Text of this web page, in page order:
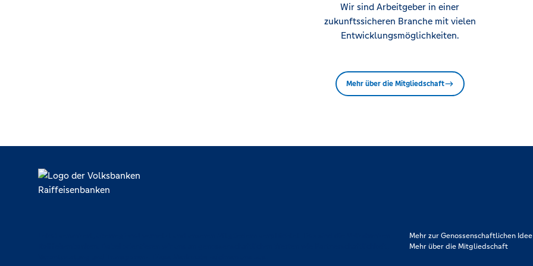
Wir sind Arbeitgeber in einer
zukunftssicheren Branche mit vielen
Entwicklungsmöglichkeiten.
Mehr über die Mitgliedschaft
Mehr zur Genossenschaftlichen Idee
Mehr über die Mitgliedschaft